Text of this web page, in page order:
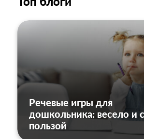
Речевые игры для
дошкольника: весело и с
пользой